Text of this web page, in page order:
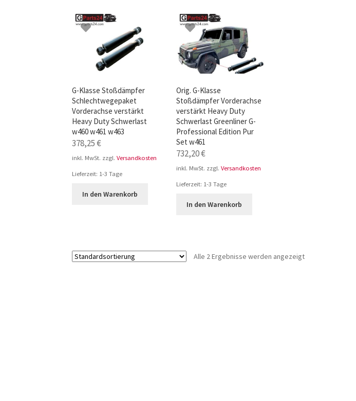
TOP-Seller: G-Klasse Trittbretter schwarz für den w463
Impressum
G-Klasse Stoßdämpfer
Schlechtwegepaket
Vorderachse verstärkt
Heavy Duty Schwerlast
w460 w461 w463
378,25€
inkl. MwSt. zzgl.Versandkosten
Lieferzeit: 1-3 Tage
In den Warenkorb
Orig. G-Klasse
Stoßdämpfer Vorderachse
verstärkt Heavy Duty
Schwerlast Greenliner G-
Professional Edition Pur
Set w461
732,20€
inkl. MwSt. zzgl.Versandkosten
Lieferzeit: 1-3 Tage
In den Warenkorb
Alle 2 Ergebnisse werden angezeigt